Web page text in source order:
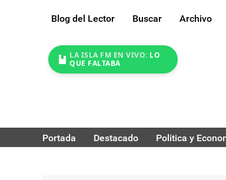
Blog del Lector Buscar Archivo
LA ISLA FM EN VIVO: LO
QUE FALTABA
Portada Destacado Politica y